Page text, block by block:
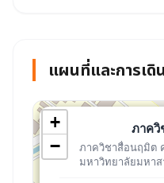
แผนที่และการเดิ
ภาควิ
ภาควิชาสื่อนฤมิต
มหาวิทยาลัยมหาส
+
−